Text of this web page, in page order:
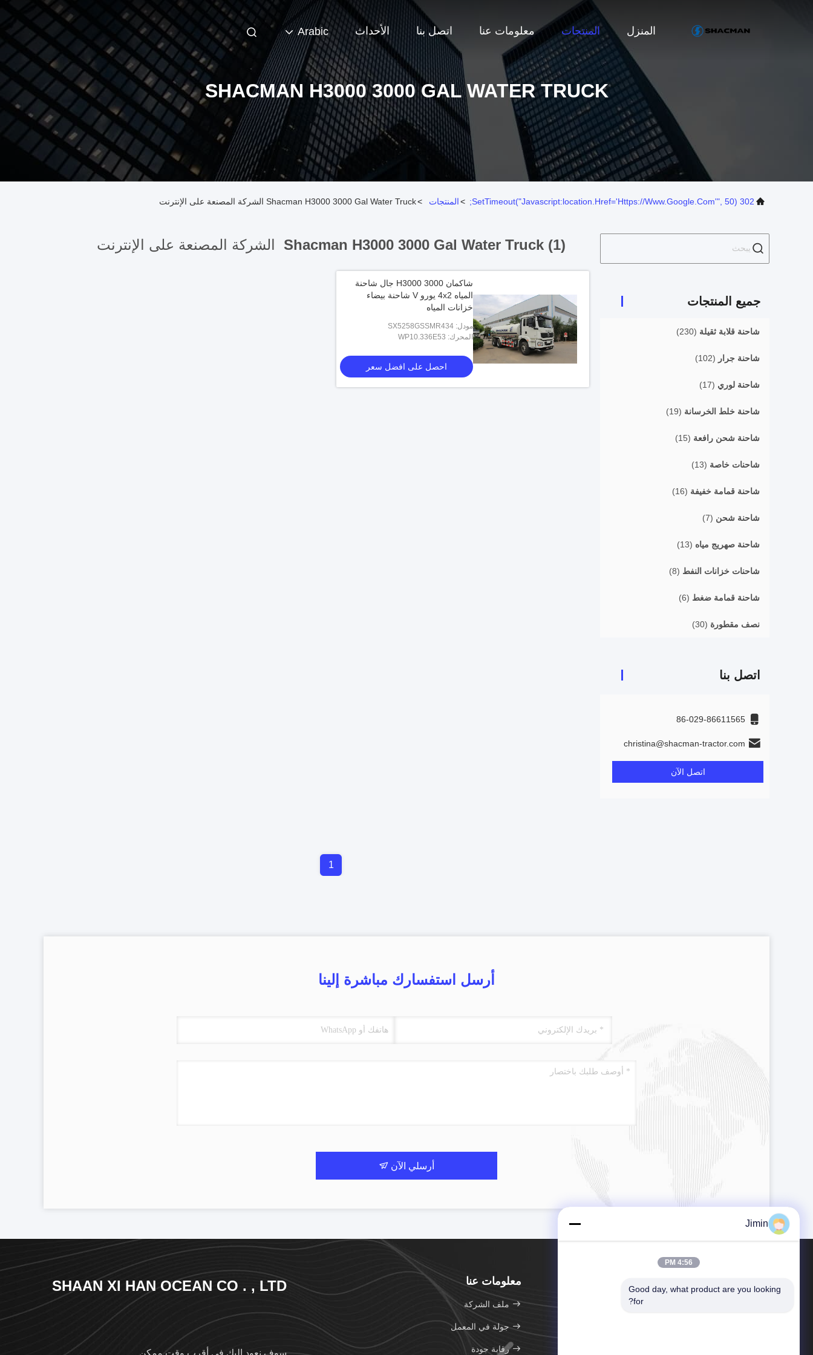
المنزل المنتجات معلومات عنا اتصل بنا الأحداث Arabic
SHACMAN H3000 3000 GAL WATER TRUCK
302 SetTimeout("javascript:location.href='https://www.google.com'", 50);
>المنتجات >Shacman H3000 3000 Gal Water Truck الشركة المصنعة على الإنترنت
جميع المنتجات
شاحنة قلابة ثقيلة (230)
شاحنة جرار (102)
شاحنة لوري (17)
شاحنة خلط الخرسانة (19)
شاحنة شحن رافعة (15)
شاحنات خاصة (13)
شاحنة قمامة خفيفة (16)
شاحنة شحن (7)
شاحنة صهريج مياه (13)
شاحنات خزانات النفط (8)
شاحنة قمامة ضغط (6)
نصف مقطورة (30)
اتصل بنا
86-029-86611565
christina@shacman-tractor.com
اتصل الآن
Shacman H3000 3000 Gal Water Truck (1) الشركة المصنعة على الإنترنت
شاكمان H3000 3000 جال شاحنة
المياه 4x2 يورو V شاحنة بيضاء
خزانات المياه
مودل: SX5258GSSMR434
المحرك: WP10.336E53
احصل على افضل سعر
1
أرسل استفسارك مباشرة إلينا
أرسلي الآن
معلومات عنا
ملف الشركة
جولة في المعمل
رقابة جودة
SHAAN XI HAN OCEAN CO . , LTD
سوف نعود إليك في أقرب وقت ممكن
Jimin
4:56 PM
Good day, what product are you looking
for?